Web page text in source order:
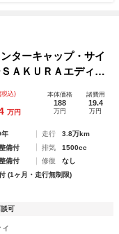
ターキャップ・サイ
ＡＫＵＲＡエディシ
ＤＤナビ・ＢＴＳ・
ＡＷ・衝突軽減
税込)
万円
本体価格
188
万円
諸費用
19.4
万円
走行
3.8万km
備付 排気
1500cc
備付 修復
なし
(1ヶ月・走行無制限)
可